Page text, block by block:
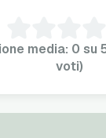
media: 0 su
voti)